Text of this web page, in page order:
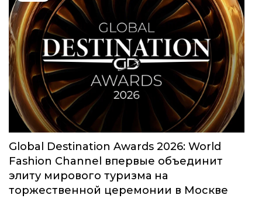
Global Destination Awards 2026: World
Fashion Channel впервые объединит
элиту мирового туризма на
торжественной церемонии в Москве